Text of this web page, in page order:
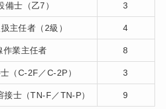
備士（乙7） 3
主任者（2級） 4
業主任者 8
（C-2F／C-2P） 3
接士（TN-F／TN-P） 9